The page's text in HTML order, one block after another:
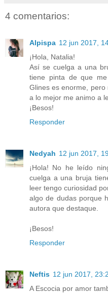
4 comentarios:
Alpispa 12 jun 2017,
¡Hola, Natalia!
Así se cuelga a una
tiene pinta de que
Glines es enorme,
a lo mejor me animo a
¡Besos!
Responder
Nedyah 12 jun 2017,
¡Hola! No he leído
cuelga a una bruja
leer tengo curiosidad
algo de dudas porque
autora que destaque.
¡Besos!
Responder
Neftis 12 jun 2017,
A Escocia por amor